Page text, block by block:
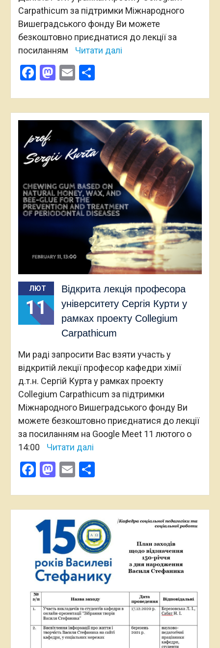
Carpathicum за підтримки Міжнародного
Вишеградського фонду Ви можете
безкоштовно приєднатися до лекції за
посиланням
Читати далі
Facebook
Mastodon
EmailПоділитися
ЛЮТ
11
Відкрита лекція професора
університету Сергія Курти у
рамках проекту Collegium
Carpathicum
Ми раді запросити Вас взяти участь у
відкритій лекції професор кафедри хімії
д.т.н. Сергій Курта у рамках проекту
Collegium Carpathicum за підтримки
Міжнародного Вишеградського фонду Ви
можете безкоштовно приєднатися до лекції
за посиланням на Google Meet 11 лютого о
14:00
Читати далі
Facebook
Mastodon
EmailПоділитися